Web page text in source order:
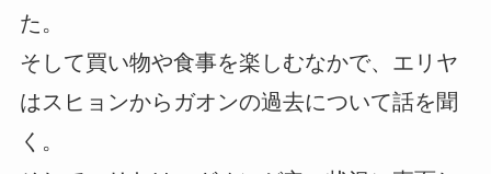
た。
そして買い物や食事を楽しむなかで、エリヤ
はスヒョンからガオンの過去について話を聞
く。